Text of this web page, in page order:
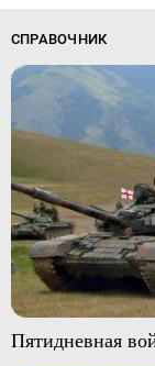
СПРАВОЧНИК
Пятидневная